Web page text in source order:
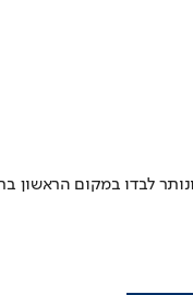
ברציפות עם צמד ענק ב-0:4 של גנט